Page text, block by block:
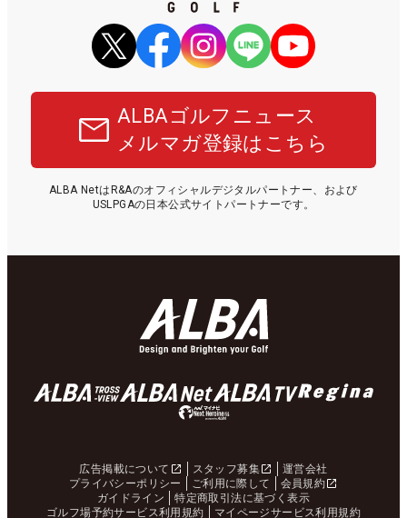
ALBAゴルフニュース
メルマガ登録はこちら
ALBA NetはR&Aのオフィシャルデジタルパートナー、および
USLPGAの日本公式サイトパートナーです。
広告掲載について スタッフ募集
運営会社
プライバシーポリシー
ご利用に際して
会員規約
ガイドライン
特定商取引法に基づく表示
ゴルフ場予約サービス利用規約
マイページサービス利用規約